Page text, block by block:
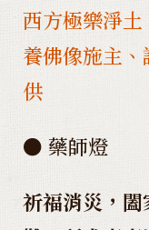
西方極樂淨
養佛像施主
供
● 藥師燈
祈福消災，